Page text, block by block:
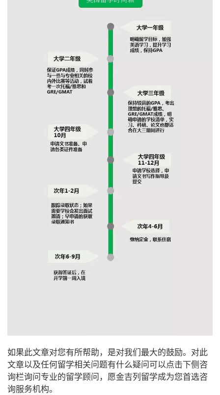
如果此文章对您有所帮助，是对我们最大的鼓励。对此
文章以及任何留学相关问题有什么疑问可以点击下侧咨
询栏询问专业的留学顾问，愿金吉列留学成为您首选咨
询服务机构。